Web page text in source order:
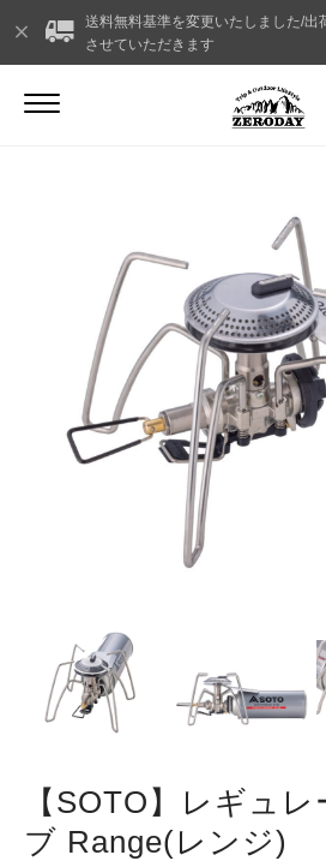
送料無料基準を変更いたしました/出
させていただきます
【SOTO】レギュ
ブ Range(レンジ)